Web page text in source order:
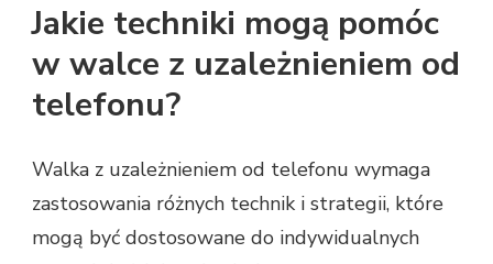
Jakie techniki mogą pomóc
w walce z uzależnieniem od
telefonu?
Walka z uzależnieniem od telefonu wymaga
zastosowania różnych technik i strategii, które
mogą być dostosowane do indywidualnych